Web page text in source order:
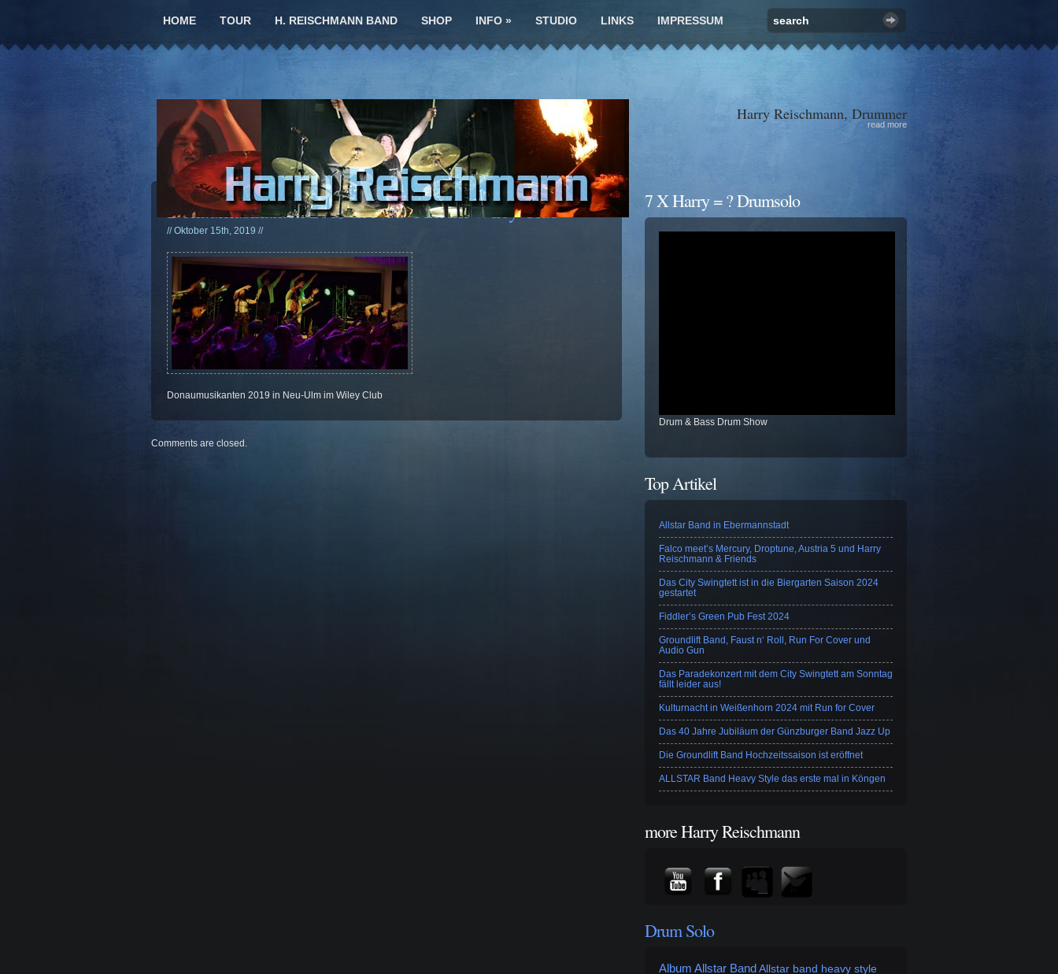
HOME TOUR H. REISCHMANN BAND SHOP INFO » STUDIO LINKS IMPRESSUM
Harry Reischmann, Drummer
read more
Donaumusikanten 2019 in Neu-Ulm im Wiley Club
// Oktober 15th, 2019 //
Donaumusikanten 2019 in Neu-Ulm im Wiley Club
Comments are closed.
7 X Harry = ? Drumsolo
Drum & Bass Drum Show
Top Artikel
Allstar Band in Ebermannstadt
Falco meet’s Mercury, Droptune, Austria 5 und Harry
Reischmann & Friends
Das City Swingtett ist in die Biergarten Saison 2024
gestartet
Fiddler’s Green Pub Fest 2024
Groundlift Band, Faust n‘ Roll, Run For Cover und
Audio Gun
Das Paradekonzert mit dem City Swingtett am Sonntag
fällt leider aus!
Kulturnacht in Weißenhorn 2024 mit Run for Cover
Das 40 Jahre Jubiläum der Günzburger Band Jazz Up
Die Groundlift Band Hochzeitssaison ist eröffnet
ALLSTAR Band Heavy Style das erste mal in Köngen
more Harry Reischmann
Drum Solo
Album Allstar BandAllstar band heavy style